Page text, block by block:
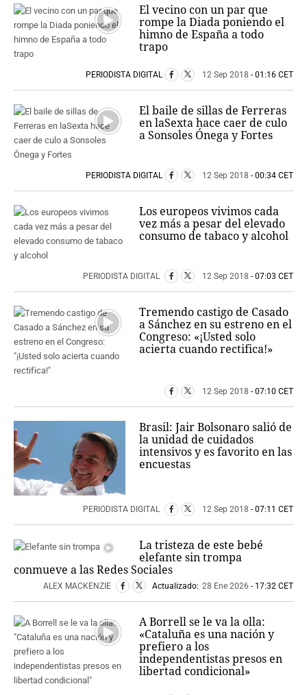
AMÉRICA
ESPAÑA
El vecino con un par que
rompe la Diada poniendo el
himno de España a todo
trapo
PERIODISTA DIGITAL 12 Sep 2018 - 01:16 CET
El baile de sillas de Ferreras
en laSexta hace caer de culo
a Sonsoles Ónega y Fortes
PERIODISTA DIGITAL 12 Sep 2018 - 00:34 CET
Los europeos vivimos cada
vez más a pesar del elevado
consumo de tabaco y alcohol
PERIODISTA DIGITAL 12 Sep 2018 - 07:03 CET
Tremendo castigo de Casado
a Sánchez en su estreno en el
Congreso: «¡Usted solo
acierta cuando rectifica!»
12 Sep 2018 - 07:10 CET
Brasil: Jair Bolsonaro salió de
la unidad de cuidados
intensivos y es favorito en las
encuestas
PERIODISTA DIGITAL 12 Sep 2018 - 07:11 CET
La tristeza de este bebé
elefante sin trompa
conmueve a las Redes Sociales
ALEX MACKENZIE Actualizado: 28 Ene 2026 - 17:32 CET
A Borrell se le va la olla:
«Cataluña es una nación y
prefiero a los
independentistas presos en
libertad condicional»